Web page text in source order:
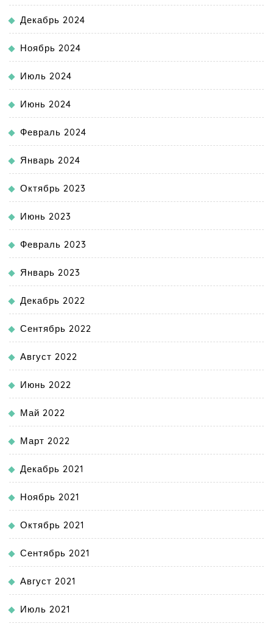
Декабрь 2024
Ноябрь 2024
Июль 2024
Июнь 2024
Февраль 2024
Январь 2024
Октябрь 2023
Июнь 2023
Февраль 2023
Январь 2023
Декабрь 2022
Сентябрь 2022
Август 2022
Июнь 2022
Май 2022
Март 2022
Декабрь 2021
Ноябрь 2021
Октябрь 2021
Сентябрь 2021
Август 2021
Июль 2021